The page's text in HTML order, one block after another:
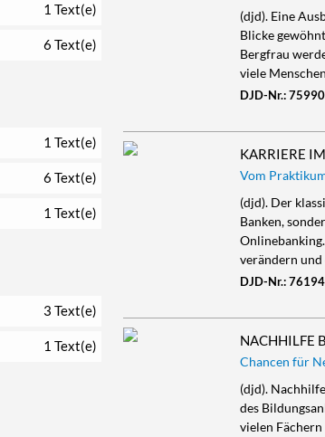
(djd). Eine
Blicke
Bergfrau
viele
DJD-Nr.: 75990
KARRIERE
Vom
(djd). Der
Banken,
verändern
DJD-Nr.: 76194
NACHHILFE
Chancen für
(djd).
des
vielen
1 Text(e)
6 Text(e)
1 Text(e)
6 Text(e)
1 Text(e)
3 Text(e)
1 Text(e)